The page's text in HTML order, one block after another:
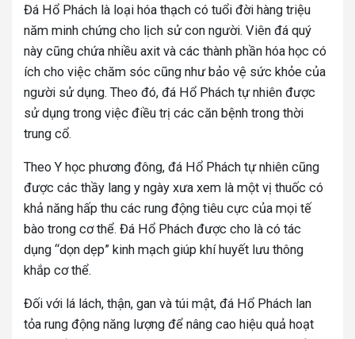
Đá Hổ Phách là loại hóa thạch có tuổi đời hàng triệu
năm minh chứng cho lịch sử con người. Viên đá quý
này cũng chứa nhiều axit và các thành phần hóa học có
ích cho việc chăm sóc cũng như bảo vệ sức khỏe của
người sử dụng. Theo đó, đá Hổ Phách tự nhiên được
sử dụng trong việc điều trị các căn bệnh trong thời
trung cổ.
Theo Y học phương đông, đá Hổ Phách tự nhiên cũng
được các thầy lang y ngày xưa xem là một vị thuốc có
khả năng hấp thu các rung động tiêu cực của mọi tế
bào trong cơ thể. Đá Hổ Phách được cho là có tác
dụng “dọn dẹp” kinh mạch giúp khí huyết lưu thông
khắp cơ thể.
Đối với lá lách, thận, gan và túi mật, đá Hổ Phách lan
tỏa rung động năng lượng để nâng cao hiệu quả hoạt